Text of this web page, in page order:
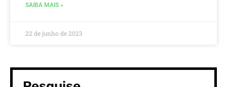
SAIBA MAIS »
22 de junho de 2023